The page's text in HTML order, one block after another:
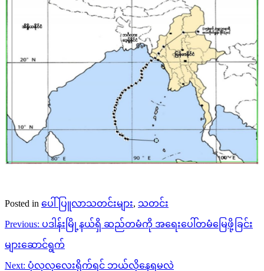
Posted in ပေါ်ပြူလာသတင်းများ, သတင်း
Post
navigation
Previous: ပဒါန်းမြို့နယ်ရှိ ဆည်တမံကို အရေးပေါ်တမံမြေဖို့ခြင်း
များဆောင်ရွက်
Next: ပုံလှလှလေးရိုက်ရင် ဘယ်လိုနေရမလဲ